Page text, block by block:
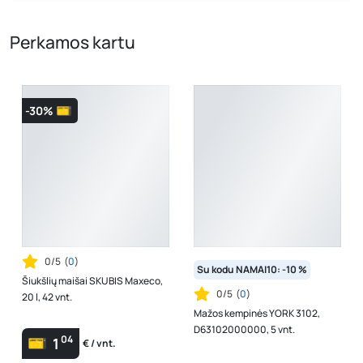
Perkamos kartu
-30%
0/5 (0)
Šiukšlių maišai SKUBIS Maxeco,
20 l, 42 vnt.
1 04 € / vnt.
Su kodu NAMAI10: -10 %
0/5 (0)
Mažos kempinės YORK 3102,
D63102000000, 5 vnt.